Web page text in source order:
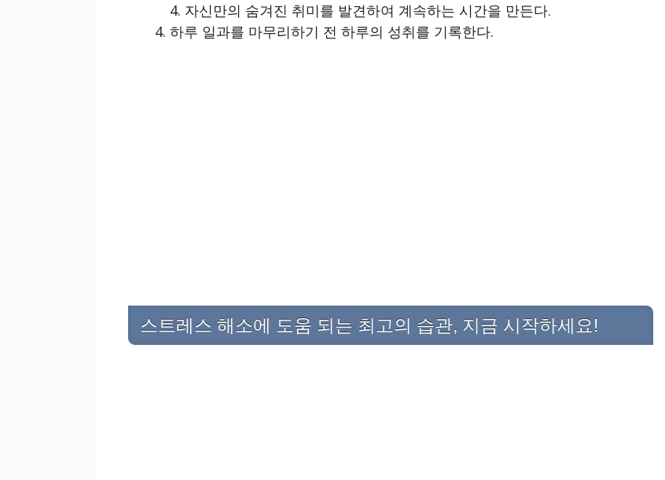
4. 자신만의 숨겨진 취미를 발견하여 계속하는 시간을 만든다.
하루 일과를 마무리하기 전 하루의 성취를 기록한다.
스트레스 해소에 도움 되는 최고의 습관, 지금 시작하세요!